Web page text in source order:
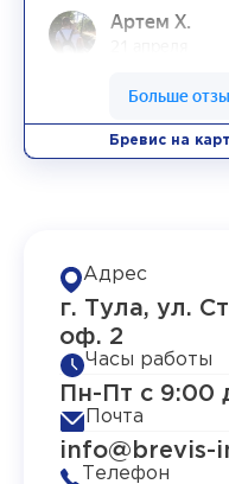
Бревис на
Адрес
г. Тула, ул.
оф. 2
Часы работы
Пн-Пт с 9:00
Почта
info@brevis-
Телефон